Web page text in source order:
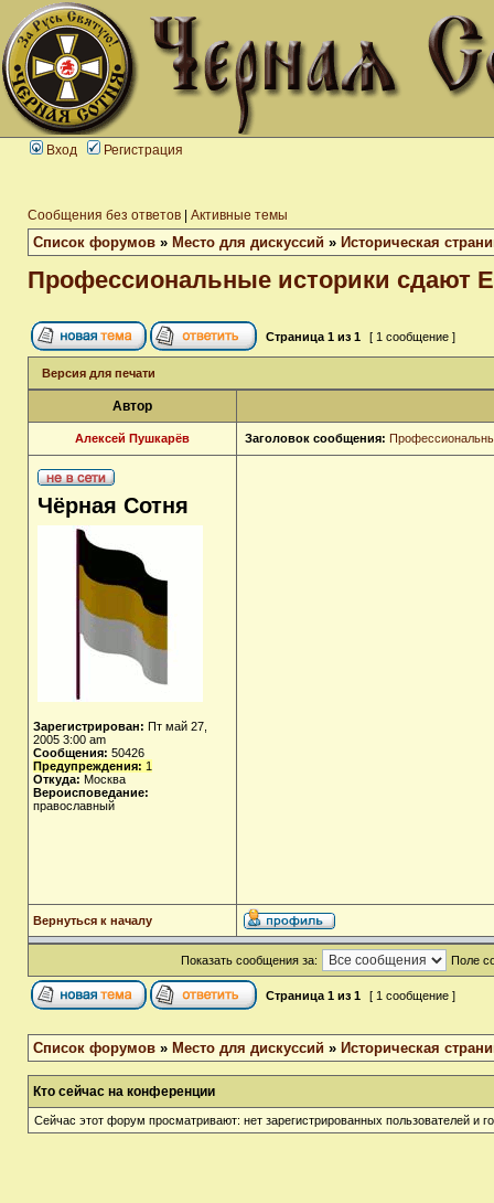
Вход Регистрация
Сообщения без ответов Активные темы
Список форумов » Место для дискуссий » Историческая
Профессиональные историки сдают
Страница 1 из 1 [ 1 сообщение ]
Версия для печати
Автор
Алексей Пушкарёв Заголовок сообщения:
Чёрная Сотня
Зарегистрирован: Пт май 27,
2005 3:00 am
Сообщения: 50426
Предупреждения: 1
Откуда: Москва
Вероисповедание:
православный
Вернуться к началу
Показать сообщения за: Поле
Страница 1 из 1 [ 1 сообщение ]
Список форумов » Место для дискуссий » Историческая
Кто сейчас на конференции
Сейчас этот форум просматривают: нет зарегистрированных пользователей и